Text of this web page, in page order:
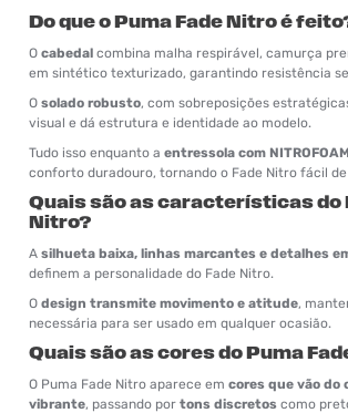
Do que o Puma Fade Nitro é
O cabedal combina malha respirável, camurça
em sintético texturizado, garantindo resistência
O solado robusto, com sobreposições
visual e dá estrutura e identidade ao modelo.
Tudo isso enquanto a entressola com NITROFOAM
conforto duradouro, tornando o Fade Nitro fácil
Quais são as características do
Nitro?
A silhueta baixa, linhas marcantes e detalhes
definem a personalidade do Fade Nitro.
O design transmite movimento e atitude,
necessária para ser usado em qualquer ocasião.
Quais são as cores do Puma
O Puma Fade Nitro aparece em cores que vão do
vibrante, passando por tons discretos como